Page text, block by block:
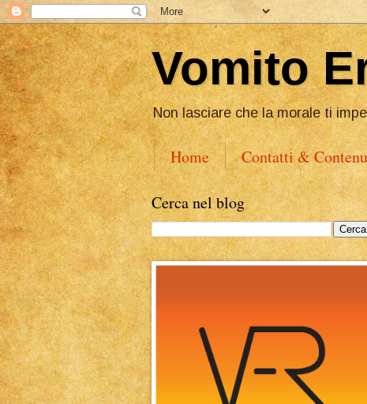
Vomito
Non lasciare che la morale ti
Home Contatti &
Cerca nel blog